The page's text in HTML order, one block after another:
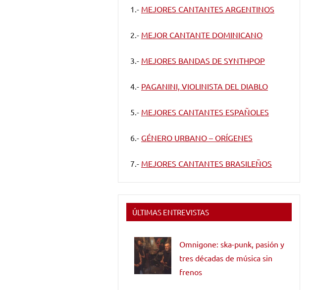
1.- MEJORES CANTANTES ARGENTINOS
2.- MEJOR CANTANTE DOMINICANO
3.- MEJORES BANDAS DE SYNTHPOP
4.- PAGANINI, VIOLINISTA DEL DIABLO
5.- MEJORES CANTANTES ESPAÑOLES
6.- GÉNERO URBANO – ORÍGENES
7.- MEJORES CANTANTES BRASILEÑOS
ÚLTIMAS ENTREVISTAS
Omnigone: ska-punk, pasión y
tres décadas de música sin
frenos